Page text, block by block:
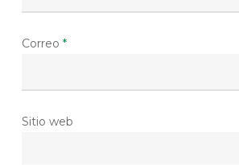
Correo *
Sitio web